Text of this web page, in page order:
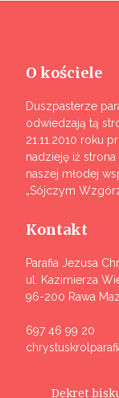
O kościele
Duszpasterze
odwiedzają tą
21.11.2010 roku
nadzieję iż
naszej młodej
„Sójczym
Kontakt
Parafia Jezusa
ul. Kazimierza
96-200 Rawa
697 46 99 20
Dekret